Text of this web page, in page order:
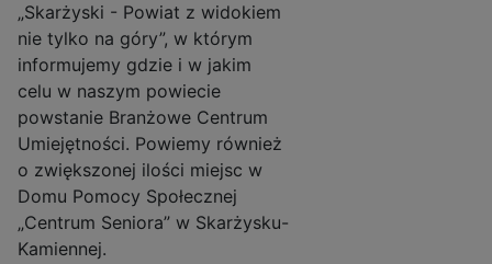
„Skarżyski - Powiat z widokiem
nie tylko na góry”, w którym
informujemy gdzie i w jakim
celu w naszym powiecie
powstanie Branżowe Centrum
Umiejętności. Powiemy również
o zwiększonej ilości miejsc w
Domu Pomocy Społecznej
„Centrum Seniora” w Skarżysku-
Kamiennej.